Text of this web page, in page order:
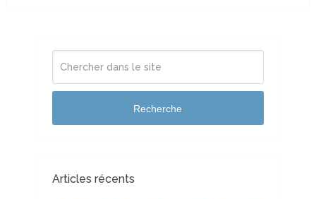
Recherche
Articles récents